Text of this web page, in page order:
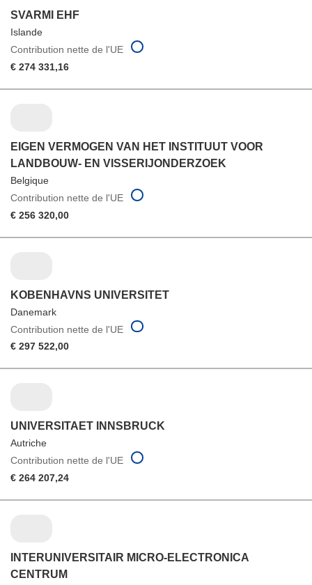
SVARMI EHF
Islande
Contribution nette de l'UE
€ 274 331,16
EIGEN VERMOGEN VAN HET INSTITUUT VOOR
LANDBOUW- EN VISSERIJONDERZOEK
Belgique
Contribution nette de l'UE
€ 256 320,00
KOBENHAVNS UNIVERSITET
Danemark
Contribution nette de l'UE
€ 297 522,00
UNIVERSITAET INNSBRUCK
Autriche
Contribution nette de l'UE
€ 264 207,24
INTERUNIVERSITAIR MICRO-ELECTRONICA
CENTRUM